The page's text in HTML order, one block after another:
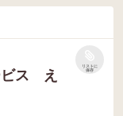
ビス え
リストに
保存